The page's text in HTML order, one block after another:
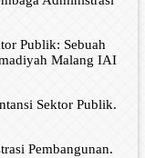
Publik: Sebuah
Malang IAI
Sektor Publik.
Pembangunan.